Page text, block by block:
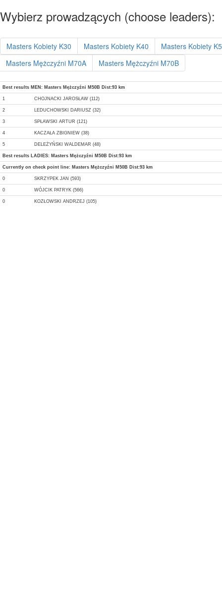
Wybierz prowadzących (choose leaders):
Masters Kobiety K30 Masters Kobiety K40
Masters Kobiety
Masters Mężczyźni M70A
Masters Mężczyźni M70B
Best results MEN: Masters Mężczyźni M50B Dist:93 km
1 CHOJNACKI JAROSŁAW (112)
2 LEDUCHOWSKI DARIUSZ (32)
3 SPŁAWSKI ARTUR (121)
4 KACZAŁA ZBIGNIEW (38)
5 DELEŻYŃSKI WALDEMAR (48)
Best results LADIES: Masters Mężczyźni M50B Dist:93 km
Currently on check point line: Masters Mężczyźni M50B Dist:93 km
0 SKRZYPEK JAN (593)
0 WÓJCIK PATRYK (566)
0 KOZŁOWSKI ANDRZEJ (105)